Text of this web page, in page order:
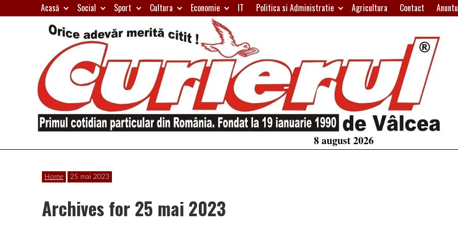
to
Acasă Social Sport Cultura Economie IT Politica si Administratie Agricultura Contact
Curierul
de
Primul
particular
din
România
8 august 2026
Home 25 mai 2023
Archives for 25 mai 2023